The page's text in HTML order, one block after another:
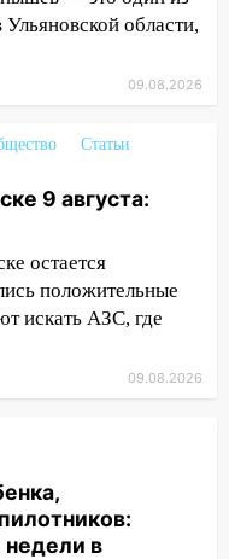
37-летнего
19 июля
будут
рублей
и
сгоревших
днем 8
области,
09.08.2026
Статьи
9 августа:
остается
положительные
искать АЗС, где
09.08.2026
в